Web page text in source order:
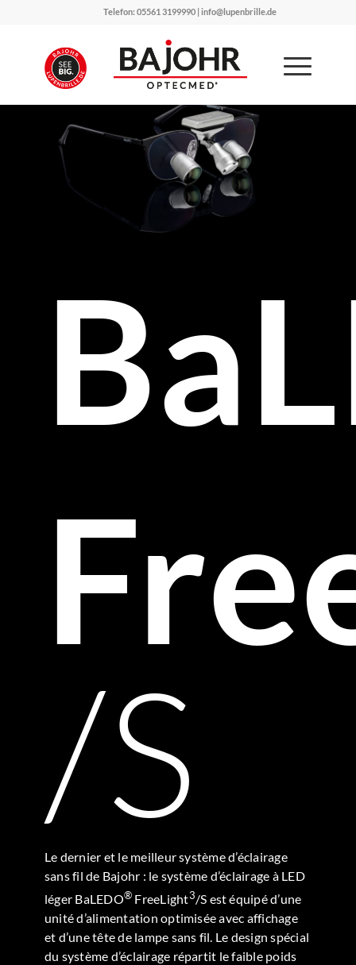
Telefon: 05561 3199990 | info@lupenbrille.de
/S
Le dernier et le meilleur système d’éclairage
sans fil de Bajohr : le système d’éclairage à LED
léger BaLEDO® FreeLight3/S est équipé d’une
unité d’alimentation optimisée avec affichage
et d’une tête de lampe sans fil. Le design spécial
du système d’éclairage répartit le faible poids